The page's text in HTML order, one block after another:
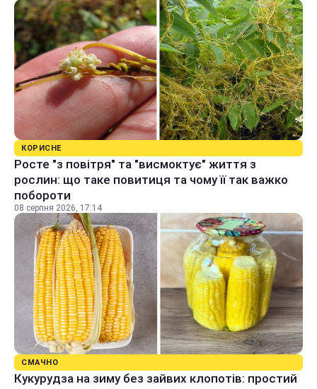
КОРИСНЕ
Росте "з повітря" та "висмоктує" життя з
рослин: що таке повитиця та чому її так важко
побороти
08 серпня 2026, 17:14
СМАЧНО
Кукурудза на зиму без зайвих клопотів: простий